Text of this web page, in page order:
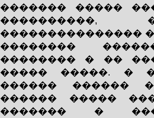
������� �����
����������,
���������������
��������
�������� � ��
����� �����. �
������ ������
������ �����
������� �